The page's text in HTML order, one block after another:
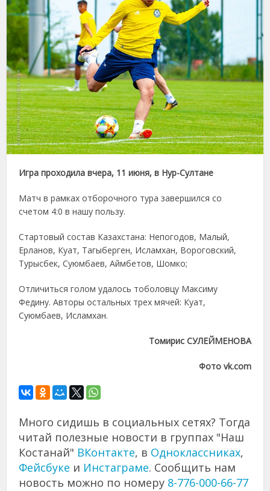
Игра проходила вчера, 11 июня, в Нур-Султане
Матч в рамках отборочного тура завершился со
счетом 4:0 в нашу пользу.
Стартовый состав Казахстана: Непогодов, Малый,
Ерланов, Куат, Тагыберген, Исламхан, Вороговский,
Турысбек, Суюмбаев, Аймбетов, Шомко;
Отличиться голом удалось тоболовцу Максиму
Федину. Авторы остальных трех мячей: Куат,
Суюмбаев, Исламхан.
Томирис СУЛЕЙМЕНОВА
Фото vk.com
Много сидишь в социальных сетях? Тогда
читай полезные новости в группах "Наш
Костанай" ВКонтакте, в Одноклассниках,
Фейсбуке и Инстаграме. Сообщить нам
новость можно по номеру 8-776-000-66-77